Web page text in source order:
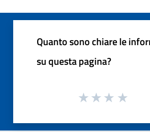
Quanto sono chiare le
su questa pagina?